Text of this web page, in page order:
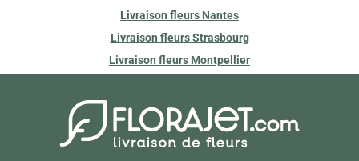
Livraison fleurs Nantes
Livraison fleurs Strasbourg
Livraison fleurs Montpellier